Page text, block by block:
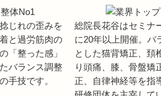
じれの歪みを
と過労筋肉の
「整った感」
バランス調整
手技です。
総院長花谷はセミナ
に20年以上開催。バ
とした猫背矯正、頚
り頭痛、膝、骨盤矯
正、自律神経等を指